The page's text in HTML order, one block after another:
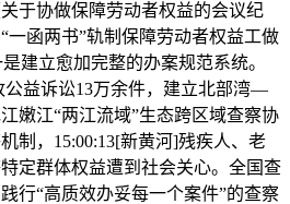
于协做保障劳动者权益的会议纪
一函两书”轨制保障劳动者权益工做
建立愈加完整的办案规范系统。
公益诉讼13万余件，建立北部湾—
嫩江“两江流域”生态跨区域查察协
制，15:00:13[新黄河]残疾人、老
定群体权益遭到社会关心。全国查
行“高质效办妥每一个案件”的查察